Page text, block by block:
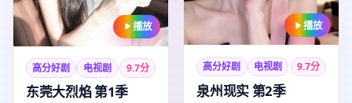
播放
高分好剧 电视剧 9.7分
东莞大烈焰 第1季
播放
高分好剧 电视剧 9.7分
泉州现实 第2季